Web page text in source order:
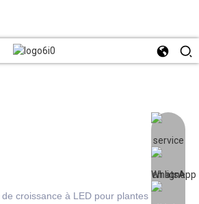
de croissance à LED pour plantes